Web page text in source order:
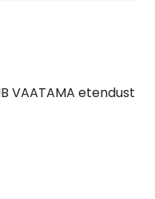
VAATAMA etendust